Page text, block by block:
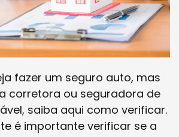
fazer um seguro auto, mas
corretora ou seguradora de
saiba aqui como verificar.
é importante verificar se a